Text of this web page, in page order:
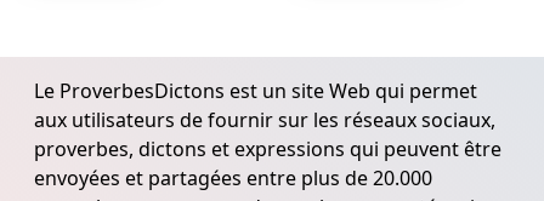
Le ProverbesDictons est un site Web qui permet
aux utilisateurs de fournir sur les réseaux sociaux,
proverbes, dictons et expressions qui peuvent être
envoyées et partagées entre plus de 20.000